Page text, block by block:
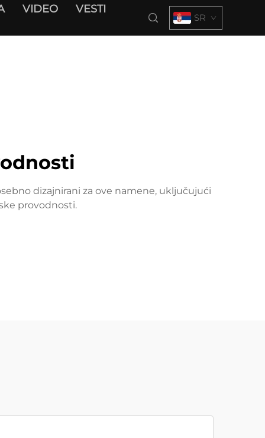
VIDEO
VESTI
SR
dizajnirani za ove namene, uključujući
provodnosti.